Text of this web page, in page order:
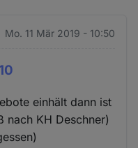
Mo. 11 Mär 2019 - 10:50
einhält dann ist
nach KH Deschner)